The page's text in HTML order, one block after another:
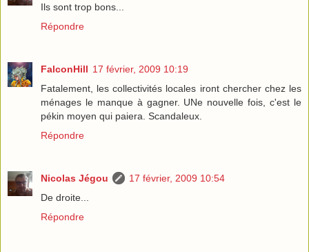
Ils sont trop bons...
Répondre
FalconHill 17 février, 2009 10:19
Fatalement, les collectivités locales iront chercher chez les
ménages le manque à gagner. UNe nouvelle fois, c'est le
pékin moyen qui paiera. Scandaleux.
Répondre
Nicolas Jégou
17 février, 2009 10:54
De droite...
Répondre